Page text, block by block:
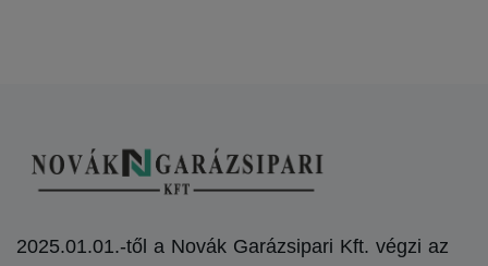
2025.01.01.-től a Novák Garázsipari Kft. végzi az